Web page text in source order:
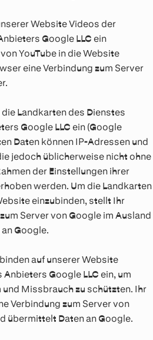
Website Videos der
Google LLC ein
YouTube in die Website
eine Verbindung zum Server
Landkarten des Dienstes
Google LLC ein (Google
Daten können IP-Adressen und
jedoch üblicherweise nicht ohne
der Einstellungen ihrer
werden. Um die Landkarten
einzubinden, stellt Ihr
Server von Google im Ausland
Google.
auf unserer Website
Google LLC ein, um
Missbrauch zu schützten. Ihr
Verbindung zum Server von
übermittelt Daten an Google.